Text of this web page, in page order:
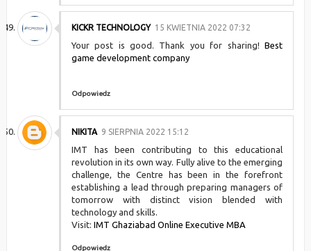
KICKR TECHNOLOGY 15 KWIETNIA 2022 07:32
Your post is good. Thank you for sharing!Best
game development company
Odpowiedz
NIKITA 9 SIERPNIA 2022 15:12
IMT has been contributing to this educational
revolution in its own way. Fully alive to the emerging
challenge, the Centre has been in the forefront
establishing a lead through preparing managers of
tomorrow with distinct vision blended with
technology and skills.
Visit: IMT Ghaziabad Online Executive MBA
Odpowiedz